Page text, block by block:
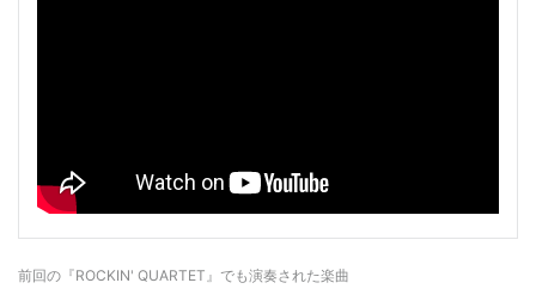
前回の『ROCKIN' QUARTET』でも演奏された楽曲